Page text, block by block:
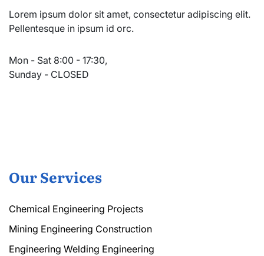
Lorem ipsum dolor sit amet, consectetur adipiscing elit.
Pellentesque in ipsum id orc.
Mon - Sat 8:00 - 17:30,
Sunday - CLOSED
Our Services
Chemical Engineering Projects
Mining Engineering Construction
Engineering Welding Engineering